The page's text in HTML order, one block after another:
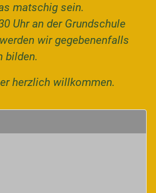
matschig sein.
Uhr an der Grundschule
wir gegebenenfalls
bilden.
herzlich willkommen.